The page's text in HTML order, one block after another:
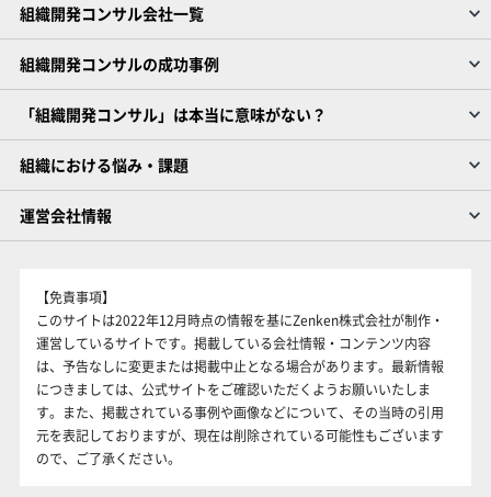
組織開発コンサル会社一覧
組織開発コンサルの成功事例
「組織開発コンサル」は本当に意味がない？
組織における悩み・課題
運営会社情報
【免責事項】
このサイトは2022年12月時点の情報を基にZenken株式会社が制作・
運営しているサイトです。掲載している会社情報・コンテンツ内容
は、予告なしに変更または掲載中止となる場合があります。最新情報
につきましては、公式サイトをご確認いただくようお願いいたしま
す。また、掲載されている事例や画像などについて、その当時の引用
元を表記しておりますが、現在は削除されている可能性もございます
ので、ご了承ください。